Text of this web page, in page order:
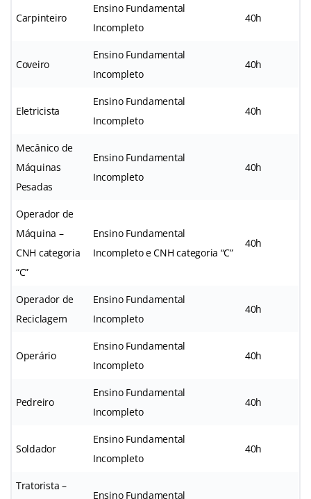
Carpinteiro
Ensino Fundamental
Incompleto
40h
Coveiro
Ensino Fundamental
Incompleto
40h
Eletricista
Ensino Fundamental
Incompleto
40h
Mecânico de
Máquinas
Pesadas
Ensino Fundamental
Incompleto
40h
Operador de
Máquina –
CNH categoria
“C”
Ensino Fundamental
Incompleto e CNH categoria “C”
40h
Operador de
Reciclagem
Ensino Fundamental
Incompleto
40h
Operário
Ensino Fundamental
Incompleto
40h
Pedreiro
Ensino Fundamental
Incompleto
40h
Soldador
Ensino Fundamental
Incompleto
40h
Tratorista –
Ensino Fundamental